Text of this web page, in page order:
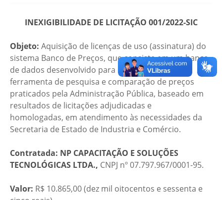
INEXIGIBILIDADE DE LICITAÇÃO 001/2022-SIC
Objeto: Aquisição de licenças de uso (assinatura) do
sistema Banco de Preços, que consiste em um banco
de dados desenvolvido para utilização como
ferramenta de pesquisa e comparação de preços
praticados pela Administração Pública, baseado em
resultados de licitações adjudicadas e
homologadas, em atendimento às necessidades da
Secretaria de Estado de Industria e Comércio.
Contratada: NP CAPACITAÇÃO E SOLUÇÕES
TECNOLÓGICAS LTDA., CNPJ nº 07.797.967/0001-95.
Valor: R$ 10.865,00 (dez mil oitocentos e sessenta e